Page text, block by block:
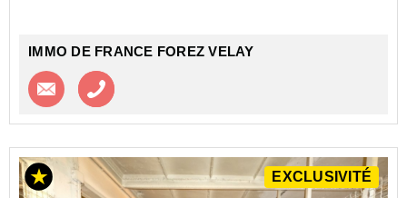
IMMO DE FRANCE FOREZ VELAY
Contacter l'agence
EXCLUSIVITÉ